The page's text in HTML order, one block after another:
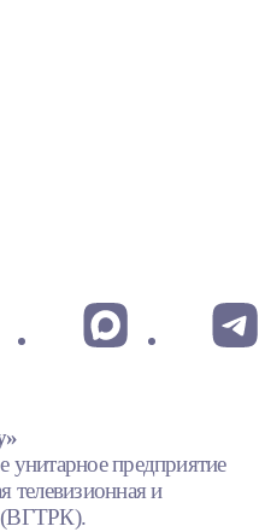
унитарное предприятие
телевизионная и
(ВГТРК).